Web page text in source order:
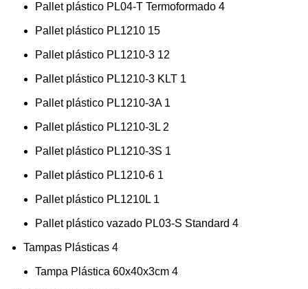
Pallet plástico PL04-T Termoformado 4
Pallet plástico PL1210 15
Pallet plástico PL1210-3 12
Pallet plástico PL1210-3 KLT 1
Pallet plástico PL1210-3A 1
Pallet plástico PL1210-3L 2
Pallet plástico PL1210-3S 1
Pallet plástico PL1210-6 1
Pallet plástico PL1210L 1
Pallet plástico vazado PL03-S Standard 4
Tampas Plásticas 4
Tampa Plástica 60x40x3cm 4